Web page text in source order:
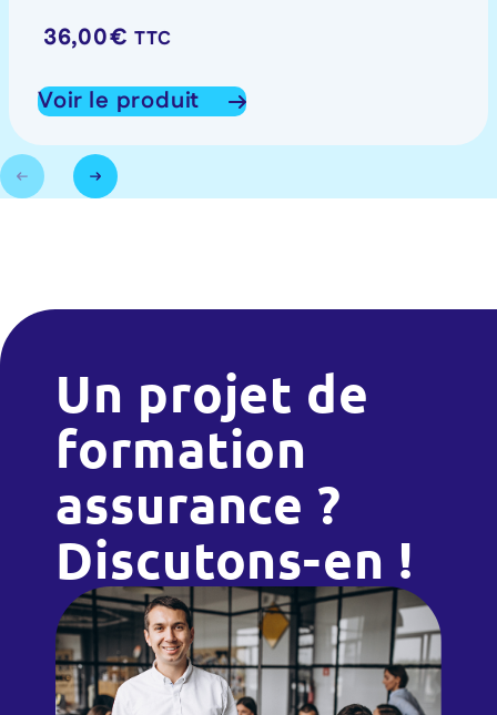
36,00€ TTC
Voir le produit
Un projet de
formation
assurance ?
Discutons-en !